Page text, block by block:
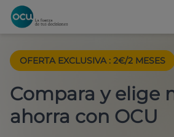
OFERTA EXCLUSIVA : 2€/2 MESES
Compara y elige
ahorra con OCU